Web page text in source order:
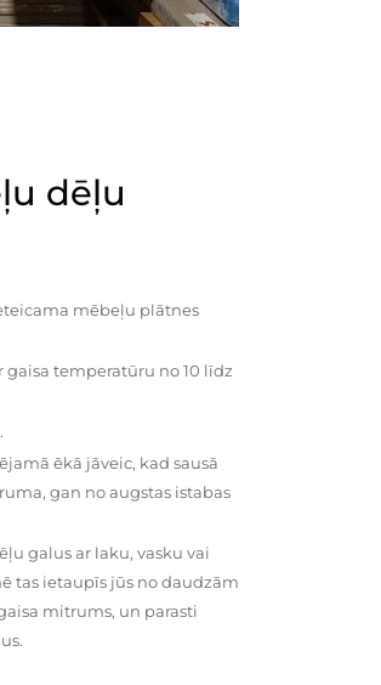
dēļu
mēbeļu plātnes
temperatūru no 10 līdz
ēkā jāveic, kad sausā
gan no augstas istabas
galus ar laku, vasku vai
tas ietaupīs jūs no daudzām
mitrums, un parasti